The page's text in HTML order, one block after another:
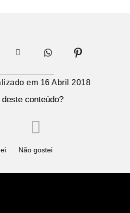
em 16 Abril 2018
conteúdo?
Não gostei